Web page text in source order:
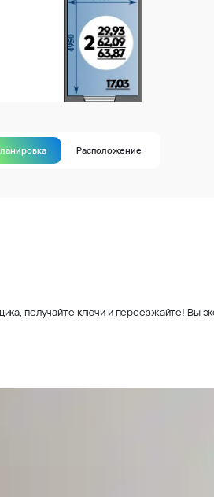
Расположение
получайте ключи и переезжайте! Вы